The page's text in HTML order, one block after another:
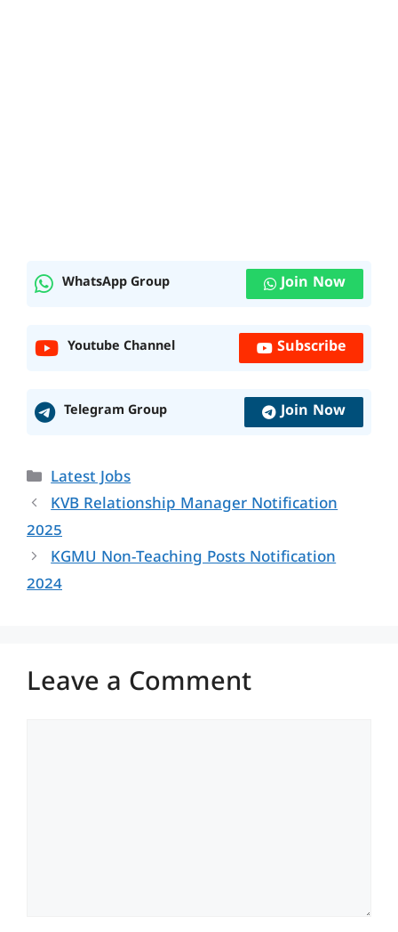
WhatsApp Group Join Now
Youtube Channel Subscribe
Telegram Group Join Now
Categories
Latest Jobs
KVB Relationship Manager Notification
2025
KGMU Non-Teaching Posts Notification
2024
Leave a Comment